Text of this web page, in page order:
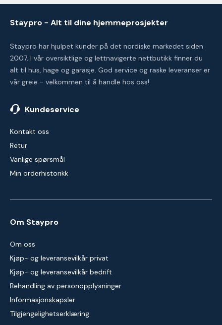
Staypro - Alt til dine hjemmeprosjekter
Staypro har hjulpet kunder på det nordiske markedet siden
2007. I vår oversiktlige og lettnavigerte nettbutikk finner du
alt til hus, hage og garasje. God service og raske leveranser er
vår greie - velkommen til å handle hos oss!
Kundeservice
Kontakt oss
Retur
Vanlige spørsmål
Min orderhistorikk
Om Staypro
Om oss
Kjøp- og leveransevilkår privat
Kjøp- og leveransevilkår bedrift
Behandling av personopplysninger
Informasjonskapsler
Tilgjengelighetserklæring